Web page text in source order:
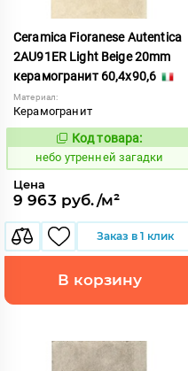
Ceramica Fioranese Autentica
2AU91ER Light Beige 20mm
керамогранит 60,4x90,6
Материал:
Керамогранит
1123027
Код товара:
небо утренней загадки
Цена
9 963 руб./м²
Заказ в 1 клик
В корзину